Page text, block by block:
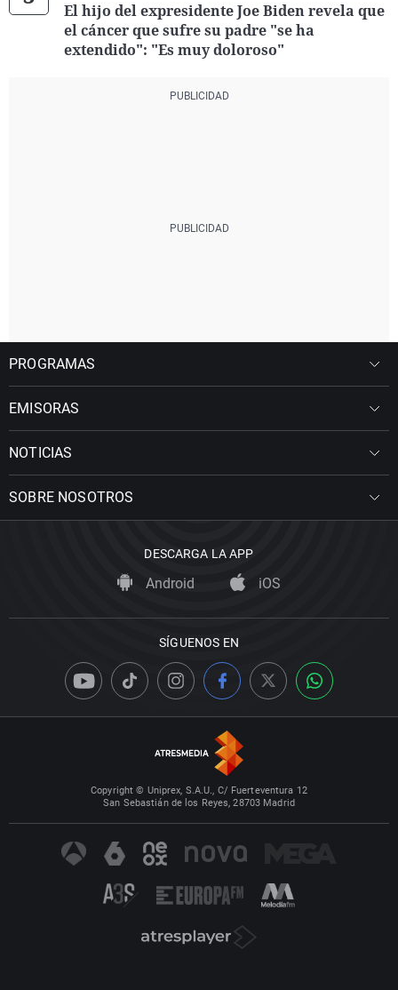
El hijo del expresidente Joe Biden revela que
el cáncer que sufre su padre "se ha
extendido": "Es muy doloroso"
PROGRAMAS
EMISORAS
NOTICIAS
SOBRE NOSOTROS
DESCARGA LA APP
Android iOS
SÍGUENOS EN
Copyright © Uniprex, S.A.U., C/ Fuerteventura 12
San Sebastián de los Reyes, 28703 Madrid